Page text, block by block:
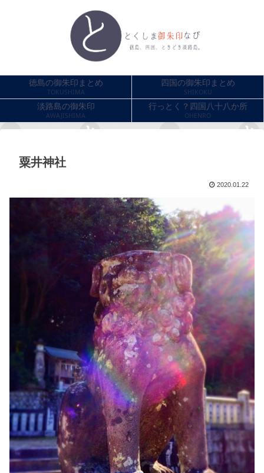
徳島の御朱印まとめ
TOKUSHIMA
四国の御朱印まとめ
SHIKOKU
淡路島の御朱印
AWAJISHIMA
行っとく？四国八十八か所
OHENRO
粟井神社
2020.01.22